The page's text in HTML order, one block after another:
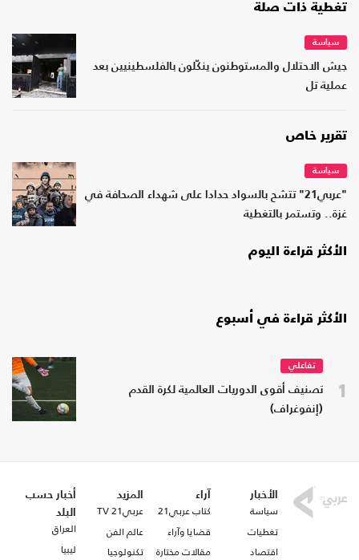
تغطية ذات صلة
سياسة
جيش الاحتلال والمستوطنون ينكّلون بالفلسطينيين بعد
عملية تل
تقرير خاص
سياسة
"عربي21" تتشح بالسواد حدادا على شهداء الصحافة في
غزة.. وتستمر بالتغطية
الأكثر قراءة اليوم
الأكثر قراءة في أسبوع
1
تفاعلي
تصنيف أقوى الدوريات العالمية لكرة القدم
(إنفوغراف)
الأخبار
سياسة
تغطيات
اقتصاد
آراء
كتاب عربي21
قضايا وآراء
مقالات مختارة
المزيد
عربي21 TV
عالم الفن
تكنولوجيا
أخبار حسب
البلد
العراق
ليبيا